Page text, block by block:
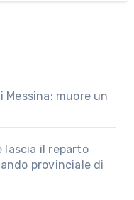
muore un
lascia il reparto
provinciale di